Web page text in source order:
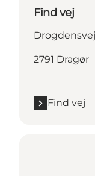
Find vej
2791 Dragør
Find vej